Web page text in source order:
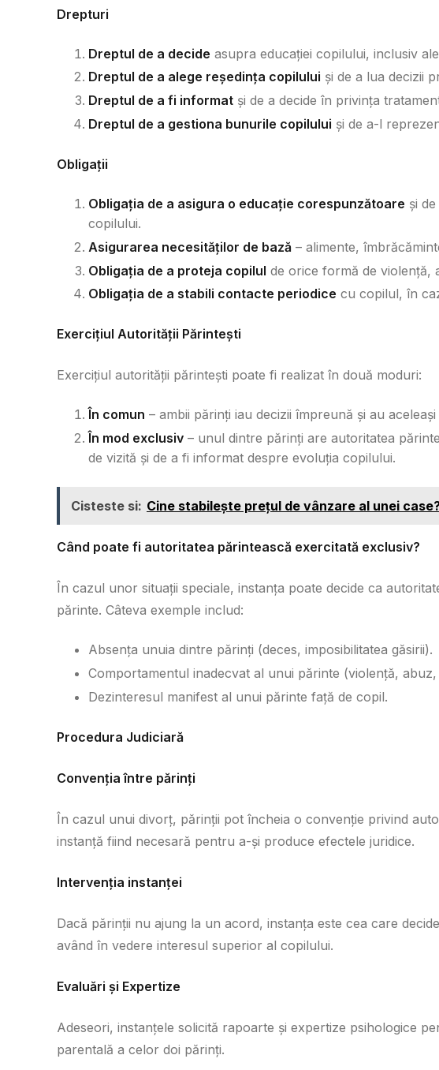
Drepturi
Dreptul de a decide asupra educației copilului, inclusiv
Dreptul de a alege reședința copilului și de a lua decizii
Dreptul de a fi informat și de a decide în privința
Dreptul de a gestiona bunurile copilului și de a-l
Obligații
Obligația de a asigura o educație corespunzătoare și
copilului.
Asigurarea necesităților de bază – alimente,
Obligația de a proteja copilul de orice formă de violență,
Obligația de a stabili contacte periodice cu copilul, în
Exercițiul Autorității Părintești
Exercițiul autorității părintești poate fi realizat în două moduri:
În comun – ambii părinți iau decizii împreună și au
În mod exclusiv – unul dintre părinți are autoritatea
de vizită și de a fi informat despre evoluția copilului.
Cisteste si: Cine stabilește prețul de vânzare al unei
Când poate fi autoritatea părintească exercitată exclusiv?
În cazul unor situații speciale, instanța poate decide ca
părinte. Câteva exemple includ:
Absența unuia dintre părinți (deces, imposibilitatea găsirii).
Comportamentul inadecvat al unui părinte (violență,
Dezinteresul manifest al unui părinte față de copil.
Procedura Judiciară
Convenția între părinți
În cazul unui divorț, părinții pot încheia o convenție privind
instanță fiind necesară pentru a-și produce efectele juridice.
Intervenția instanței
Dacă părinții nu ajung la un acord, instanța este cea care
având în vedere interesul superior al copilului.
Evaluări și Expertize
Adeseori, instanțele solicită rapoarte și expertize psihologice
parentală a celor doi părinți.